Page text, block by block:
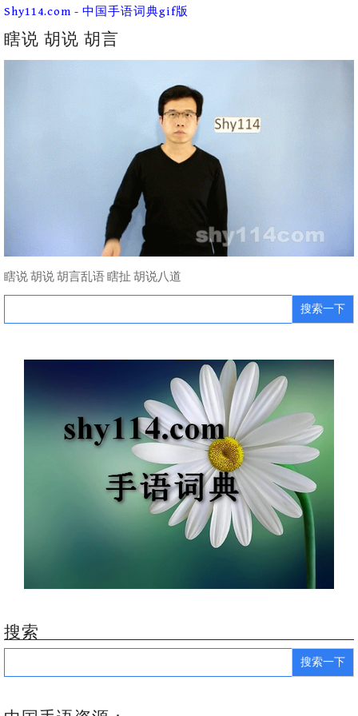
Skip
content
Shy114.com - 中国手语词典gif版
瞎说 胡说 胡言
瞎说 胡说 胡言乱语 瞎扯 胡说八道
Search
搜索
Search